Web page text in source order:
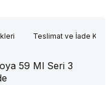
Teslimat ve İade
59 Ml Seri 3